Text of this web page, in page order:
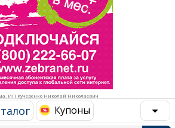
ИП Кучеренко Николай Николаевич
Купоны
Юристы, Экспертиза, Страхование
Ремонт
Социальные организации
Это интересно
Администрация
Промышленность